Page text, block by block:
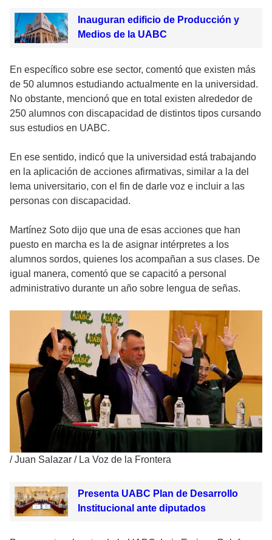
Inauguran edificio de Producción y
Medios de la UABC
En específico sobre ese sector, comentó que existen más
de 50 alumnos estudiando actualmente en la universidad.
No obstante, mencionó que en total existen alrededor de
250 alumnos con discapacidad de distintos tipos cursando
sus estudios en UABC.
En ese sentido, indicó que la universidad está trabajando
en la aplicación de acciones afirmativas, similar a la del
lema universitario, con el fin de darle voz e incluir a las
personas con discapacidad.
Martínez Soto dijo que una de esas acciones que han
puesto en marcha es la de asignar intérpretes a los
alumnos sordos, quienes los acompañan a sus clases. De
igual manera, comentó que se capacitó a personal
administrativo durante un año sobre lengua de señas.
/Juan Salazar / La Voz de la Frontera
Presenta UABC Plan de Desarrollo
Institucional ante diputados